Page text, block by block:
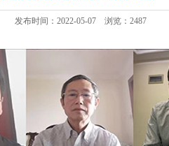
发布时间：2022-05-07 浏览：2487